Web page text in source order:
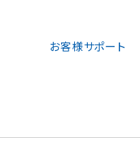
お客様サポート